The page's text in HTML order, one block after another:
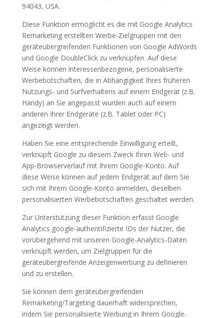
94043, USA.
Diese Funktion ermöglicht es die mit Google Analytics
Remarketing erstellten Werbe-Zielgruppen mit den
geräteübergreifenden Funktionen von Google AdWords
und Google DoubleClick zu verknüpfen. Auf diese
Weise können interessenbezogene, personalisierte
Werbebotschaften, die in Abhängigkeit Ihres früheren
Nutzungs- und Surfverhaltens auf einem Endgerät (z.B.
Handy) an Sie angepasst wurden auch auf einem
anderen Ihrer Endgeräte (z.B. Tablet oder PC)
angezeigt werden.
Haben Sie eine entsprechende Einwilligung erteilt,
verknüpft Google zu diesem Zweck Ihren Web- und
App-Browserverlauf mit Ihrem Google-Konto. Auf
diese Weise können auf jedem Endgerät auf dem Sie
sich mit Ihrem Google-Konto anmelden, dieselben
personalisierten Werbebotschaften geschaltet werden.
Zur Unterstützung dieser Funktion erfasst Google
Analytics google-authentifizierte IDs der Nutzer, die
vorübergehend mit unseren Google-Analytics-Daten
verknüpft werden, um Zielgruppen für die
geräteübergreifende Anzeigenwerbung zu definieren
und zu erstellen.
Sie können dem geräteübergreifenden
Remarketing/Targeting dauerhaft widersprechen,
indem Sie personalisierte Werbung in Ihrem Google-